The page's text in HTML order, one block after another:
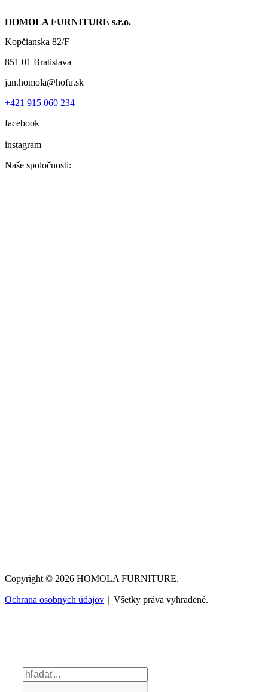
HOMOLA FURNITURE s.r.o.
Kopčianska 82/F
851 01 Bratislava
jan.homola@hofu.sk
+421 915 060 234
facebook
instagram
Naše spoločnosti:
Copyright © 2026 HOMOLA FURNITURE.
Ochrana osobných údajov ｜Všetky práva vyhradené.